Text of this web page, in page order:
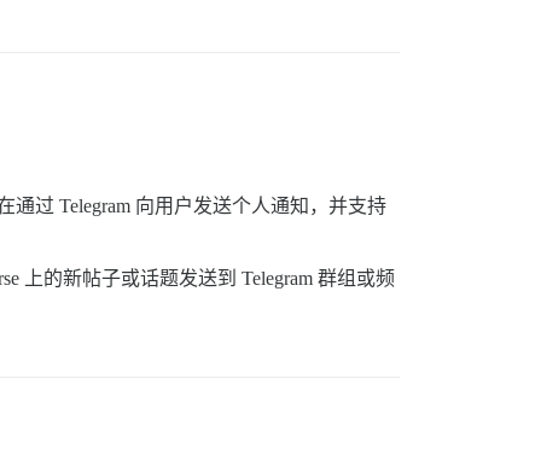
通过 Telegram 向用户发送个人通知，并支持
上的新帖子或话题发送到 Telegram 群组或频